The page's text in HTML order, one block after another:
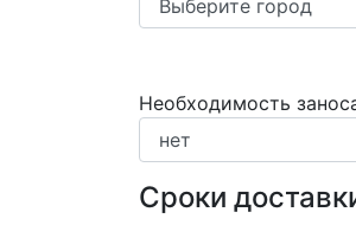
Необходимость
Сроки